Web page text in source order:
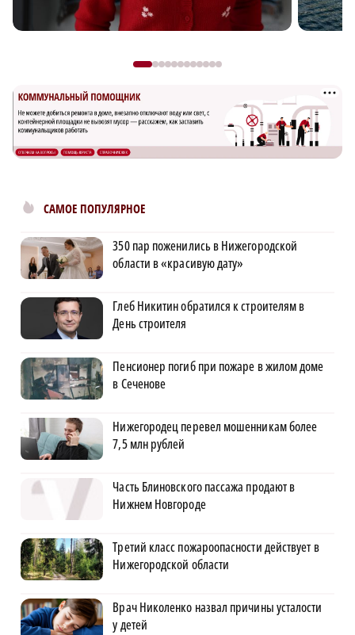
САМОЕ ПОПУЛЯРНОЕ
350 пар поженились в Нижегородской
области в «красивую дату»
Глеб Никитин обратился к строителям в
День строителя
Пенсионер погиб при пожаре в жилом доме
в Сеченове
Нижегородец перевел мошенникам более
7,5 млн рублей
Часть Блиновского пассажа продают в
Нижнем Новгороде
Третий класс пожароопасности действует в
Нижегородской области
Врач Николенко назвал причины усталости
у детей